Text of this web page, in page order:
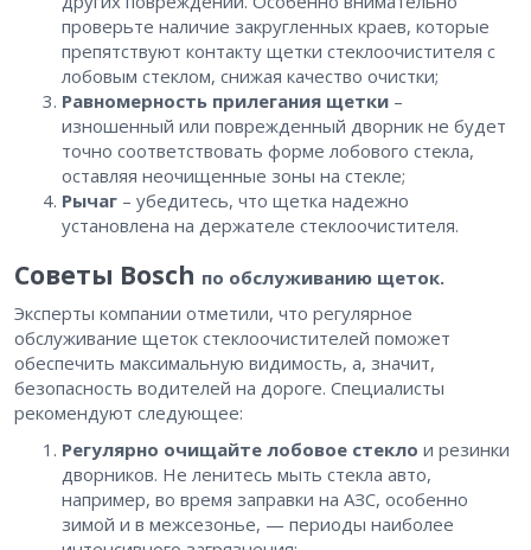
проверьте наличие закругленных краев, которые
препятствуют контакту щетки стеклоочистителя с
лобовым стеклом, снижая качество очистки;
Равномерность прилегания щетки –
изношенный или поврежденный дворник не будет
точно соответствовать форме лобового стекла,
оставляя неочищенные зоны на стекле;
Рычаг – убедитесь, что щетка надежно
установлена ​​на держателе стеклоочистителя.
Советы Bosch по обслуживанию щеток.
Эксперты компании отметили, что регулярное
обслуживание щеток стеклоочистителей поможет
обеспечить максимальную видимость, а, значит,
безопасность водителей на дороге. Специалисты
рекомендуют следующее:
Регулярно очищайте лобовое стекло и резинки
дворников. Не ленитесь мыть стекла авто,
например, во время заправки на АЗС, особенно
зимой и в межсезонье, — периоды наиболее